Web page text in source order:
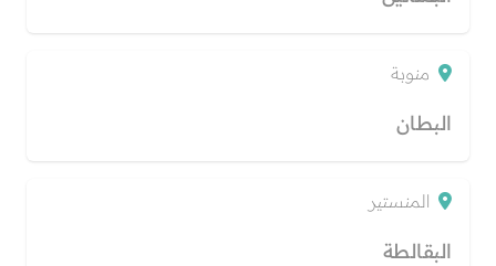
منوبة
البطان
المنستير
البقالطة